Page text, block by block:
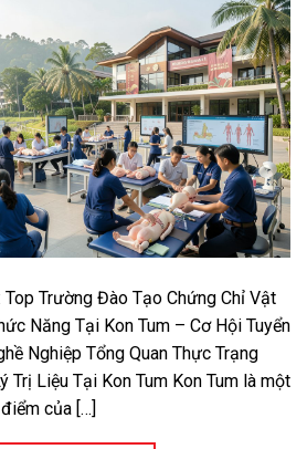
Top Trường Đào Tạo Chứng Chỉ Vật
Năng Tại Kon Tum – Cơ Hội Tuyển
Nghiệp Tổng Quan Thực Trạng
Trị Liệu Tại Kon Tum Kon Tum là một
của […]